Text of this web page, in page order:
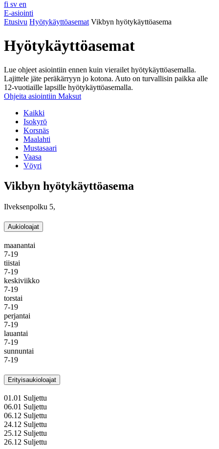
fi sv en
E-asiointi
Etusivu Hyötykäyttöasemat Vikbyn hyötykäyttöasema
Hyötykäyttöasemat
Lue ohjeet asiointiin ennen kuin vierailet hyötykäyttöasemalla.
Lajittele jäte peräkärryyn jo kotona. Auto on turvallisin paikka alle
12-vuotiaille lapsille hyötykäyttöasemalla.
Ohjeita asiointiin Maksut
Kaikki
Isokyrö
Korsnäs
Maalahti
Mustasaari
Vaasa
Vöyri
Vikbyn hyötykäyttöasema
Ilveksenpolku 5,
Aukioloajat
maanantai
7-19
tiistai
7-19
keskiviikko
7-19
torstai
7-19
perjantai
7-19
lauantai
7-19
sunnuntai
7-19
Erityisaukioloajat
01.01 Suljettu
06.01 Suljettu
06.12 Suljettu
24.12 Suljettu
25.12 Suljettu
26.12 Suljettu